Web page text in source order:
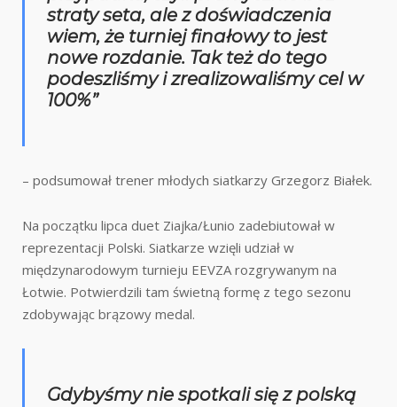
straty seta, ale z doświadczenia
wiem, że turniej finałowy to jest
nowe rozdanie. Tak też do tego
podeszliśmy i zrealizowaliśmy cel w
100%”
– podsumował trener młodych siatkarzy Grzegorz Białek.
Na początku lipca duet Ziajka/Łunio zadebiutował w
reprezentacji Polski. Siatkarze wzięli udział w
międzynarodowym turnieju EEVZA rozgrywanym na
Łotwie. Potwierdzili tam świetną formę z tego sezonu
zdobywając brązowy medal.
Gdybyśmy nie spotkali się z polską